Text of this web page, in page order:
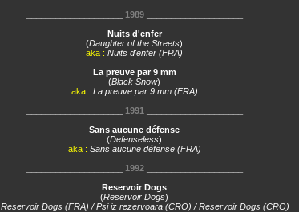
1989____________________
Nuits d'enfer
(Daughter of the Streets)
aka : Nuits d'enfer (FRA)
La preuve par 9 mm
(Black Snow)
aka : La preuve par 9 mm (FRA)
1991
Sans aucune défense
(Defenseless)
aka : Sans aucune défense (FRA)
1992____________________
Reservoir Dogs
(Reservoir Dogs)
Reservoir Dogs (FRA) / Psi iz rezervoara (CRO) / Reservoir Dogs (CRO)